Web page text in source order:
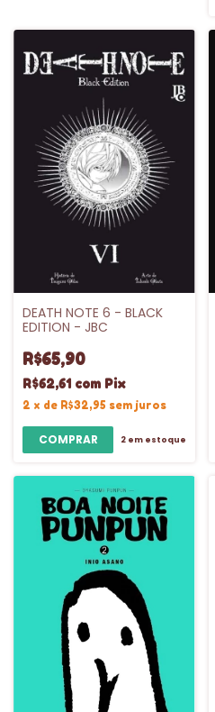
DEATH NOTE 6 - BLACK
EDITION - JBC
R$65,90
R$62,61 com Pix
2 x de R$32,95 sem juros
2em estoque